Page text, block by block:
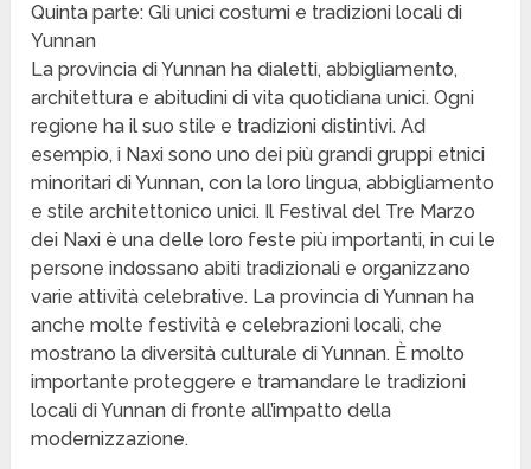
Quinta parte: Gli unici costumi e tradizioni locali di
Yunnan
La provincia di Yunnan ha dialetti, abbigliamento,
architettura e abitudini di vita quotidiana unici. Ogni
regione ha il suo stile e tradizioni distintivi. Ad
esempio, i Naxi sono uno dei più grandi gruppi etnici
minoritari di Yunnan, con la loro lingua, abbigliamento
e stile architettonico unici. Il Festival del Tre Marzo
dei Naxi è una delle loro feste più importanti, in cui le
persone indossano abiti tradizionali e organizzano
varie attività celebrative. La provincia di Yunnan ha
anche molte festività e celebrazioni locali, che
mostrano la diversità culturale di Yunnan. È molto
importante proteggere e tramandare le tradizioni
locali di Yunnan di fronte all’impatto della
modernizzazione.